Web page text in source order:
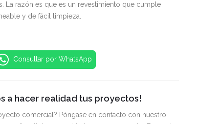
La razón es que es un revestimiento que cumple
y de fácil limpieza.
Consultar por WhatsApp
a hacer realidad tus proyectos!
comercial? Póngase en contacto con nuestro